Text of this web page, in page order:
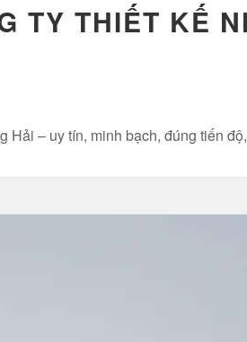
TY THIẾT KẾ
– uy tín, minh bạch, đúng tiến